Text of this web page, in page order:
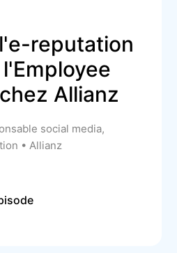
reputation
Allianz
social media,
• Allianz